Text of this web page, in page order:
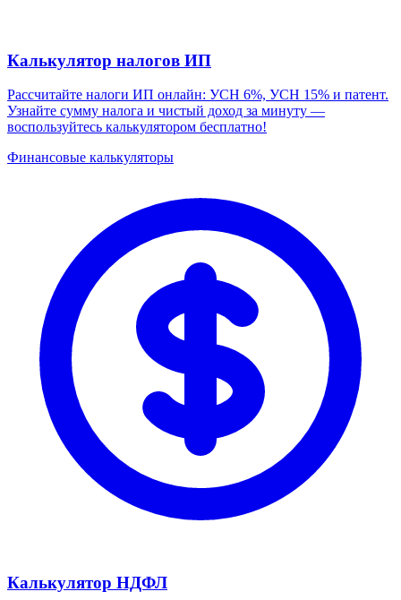
Калькулятор налогов ИП
Рассчитайте налоги ИП онлайн: УСН 6%, УСН 15% и патент.
Узнайте сумму налога и чистый доход за минуту —
воспользуйтесь калькулятором бесплатно!
Финансовые калькуляторы
Калькулятор НДФЛ